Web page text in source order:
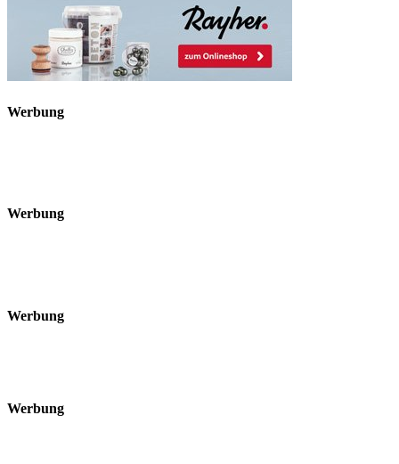
Werbung
Werbung
Werbung
Werbung